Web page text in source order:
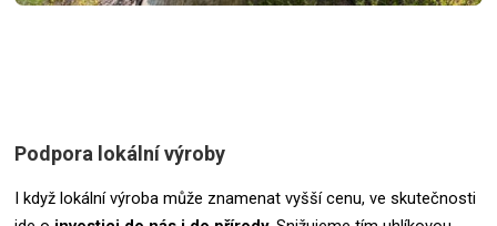
Podpora lokální výroby
I když lokální výroba může znamenat vyšší cenu, ve skutečnosti